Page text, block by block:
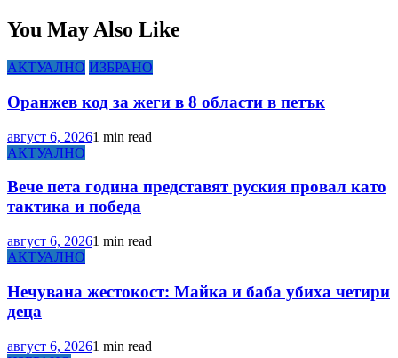
You May Also Like
АКТУАЛНО ИЗБРАНО
Оранжев код за жеги в 8 области в петък
август 6, 20261 min read
АКТУАЛНО
Вече пета година представят руския провал като
тактика и победа
август 6, 20261 min read
АКТУАЛНО
Нечувана жестокост: Майка и баба убиха четири
деца
август 6, 20261 min read